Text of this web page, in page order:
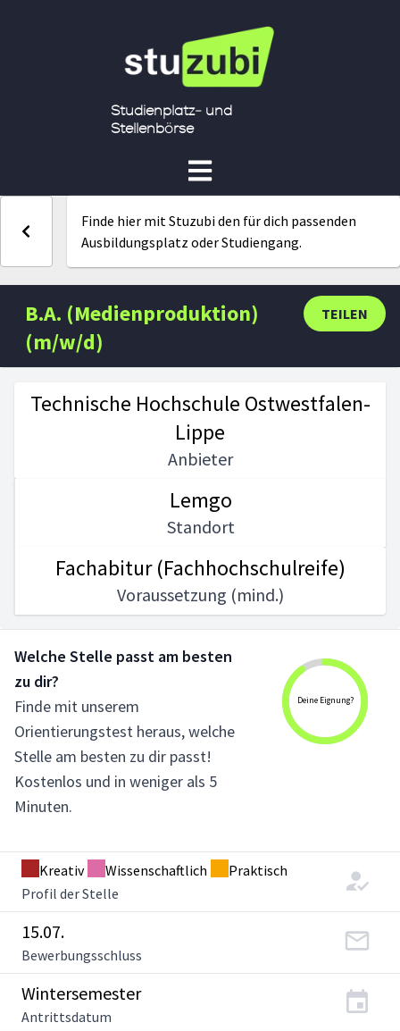
Studienplatz- und
Stellenbörse
Finde hier mit Stuzubi den für dich passenden
Ausbildungsplatz oder Studiengang.
TEILEN
B.A. (Medienproduktion)
(m/w/d)
Technische Hochschule Ostwestfalen-
Lippe
Anbieter
Lemgo
Standort
Fachabitur (Fachhochschulreife)
Voraussetzung (mind.)
Deine Eignung?
Welche Stelle passt am besten
zu dir?
Finde mit unserem
Orientierungstest heraus, welche
Stelle am besten zu dir passt!
Kostenlos und in weniger als 5
Minuten.
Kreativ Wissenschaftlich
Praktisch
Profil der Stelle
15.07.
Bewerbungsschluss
Wintersemester
Antrittsdatum